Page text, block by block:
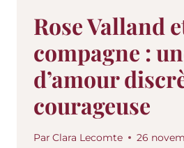
Rose Valland
compagne :
d’amour
courageuse
Par Clara Lecomte 26